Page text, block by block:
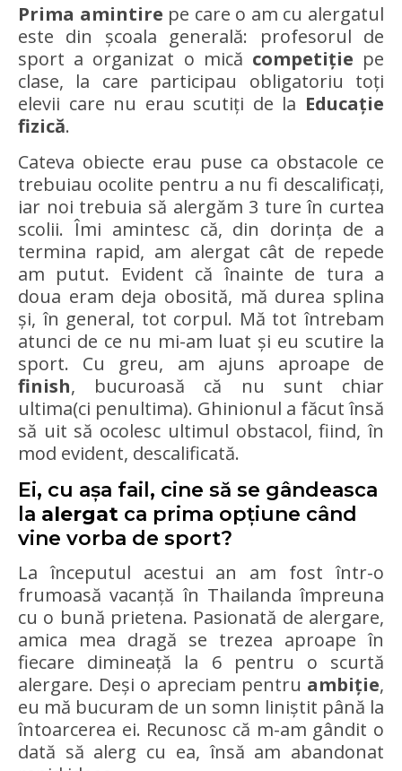
Prima amintire pe care o am cu alergatul
este din școala generală: profesorul de
sport a organizat o mică competiție pe
clase, la care participau obligatoriu toți
elevii care nu erau scutiți de la Educație
fizică.
Cateva obiecte erau puse ca obstacole ce
trebuiau ocolite pentru a nu fi descalificați,
iar noi trebuia să alergăm 3 ture în curtea
scolii. Îmi amintesc că, din dorința de a
termina rapid, am alergat cât de repede
am putut. Evident că înainte de tura a
doua eram deja obosită, mă durea splina
și, în general, tot corpul. Mă tot întrebam
atunci de ce nu mi-am luat și eu scutire la
sport. Cu greu, am ajuns aproape de
finish, bucuroasă că nu sunt chiar
ultima(ci penultima). Ghinionul a făcut însă
să uit să ocolesc ultimul obstacol, fiind, în
mod evident, descalificată.
Ei, cu așa fail, cine să se gândeasca
la alergat ca prima opțiune când
vine vorba de sport?
La începutul acestui an am fost într-o
frumoasă vacanță în Thailanda împreuna
cu o bună prietena. Pasionată de alergare,
amica mea dragă se trezea aproape în
fiecare dimineață la 6 pentru o scurtă
alergare. Deși o apreciam pentru ambiție,
eu mă bucuram de un somn liniștit până la
întoarcerea ei. Recunosc că m-am gândit o
dată să alerg cu ea, însă am abandonat